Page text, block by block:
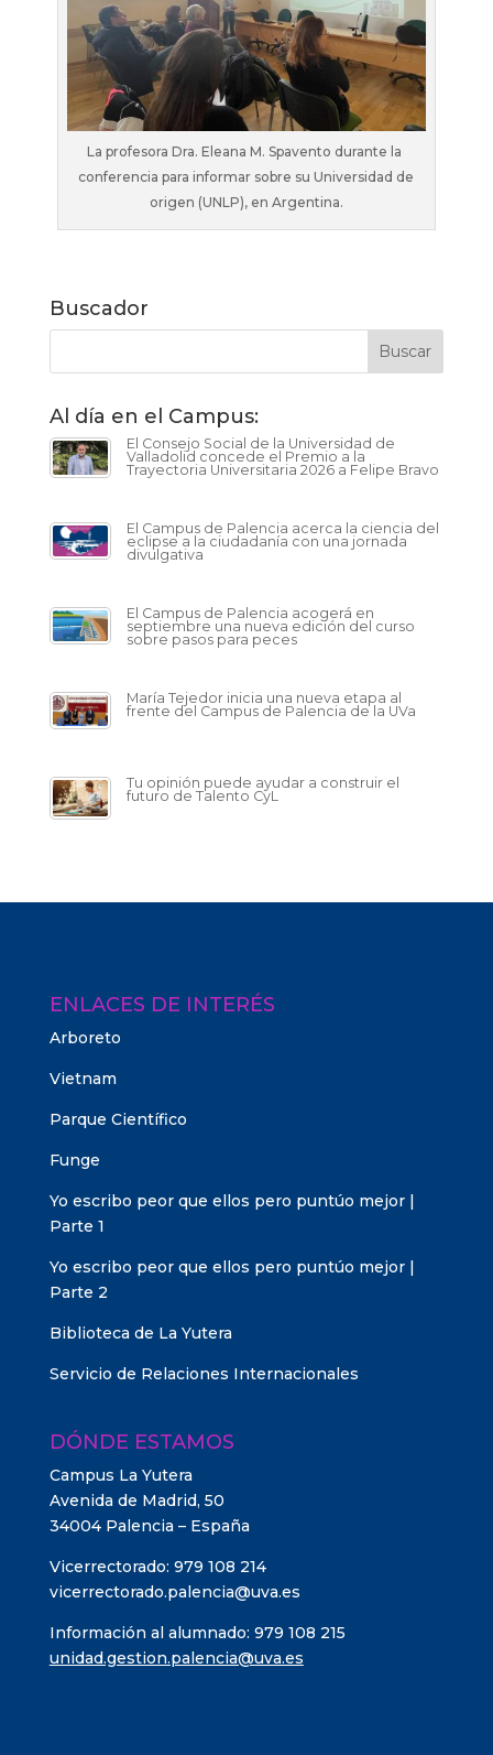
La profesora Dra. Eleana M. Spavento durante la
conferencia para informar sobre su Universidad de
origen (UNLP), en Argentina.
Buscador
Al día en el Campus:
El Consejo Social de la Universidad de
Valladolid concede el Premio a la
Trayectoria Universitaria 2026 a Felipe Bravo
El Campus de Palencia acerca la ciencia del
eclipse a la ciudadanía con una jornada
divulgativa
El Campus de Palencia acogerá en
septiembre una nueva edición del curso
sobre pasos para peces
María Tejedor inicia una nueva etapa al
frente del Campus de Palencia de la UVa
Tu opinión puede ayudar a construir el
futuro de Talento CyL
ENLACES DE INTERÉS
Arboreto
Vietnam
Parque Científico
Funge
Yo escribo peor que ellos pero puntúo mejor |
Parte 1
Yo escribo peor que ellos pero puntúo mejor |
Parte 2
Biblioteca de La Yutera
Servicio de Relaciones Internacionales
DÓNDE ESTAMOS
Campus La Yutera
Avenida de Madrid, 50
34004 Palencia – España
Vicerrectorado: 979 108 214
vicerrectorado.palencia@uva.es
Información al alumnado: 979 108 215
unidad.gestion.palencia@uva.es